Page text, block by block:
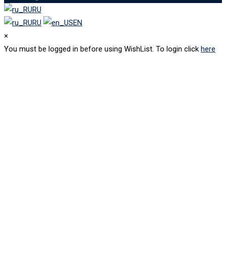
RU
RU
EN
×
You must be logged in before using WishList. To login click here